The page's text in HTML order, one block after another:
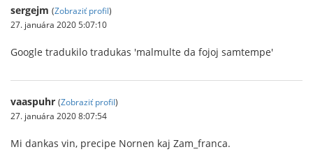
sergejm (Zobraziť profil)
27. januára 2020 5:07:10
Google tradukilo tradukas 'malmulte da fojoj samtempe'
vaaspuhr (Zobraziť profil)
27. januára 2020 8:07:54
Mi dankas vin, precipe Nornen kaj Zam_franca.